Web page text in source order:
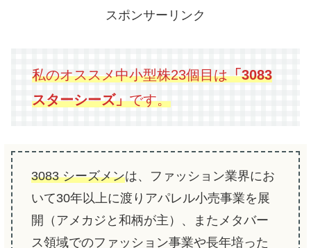
スポンサーリンク
私のオススメ中小型株23個目は「3083
スターシーズ」です。
3083 シーズメンは、ファッション業界にお
いて30年以上に渡りアパレル小売事業を展
開（アメカジと和柄が主）、またメタバー
ス領域でのファッション事業や長年培った